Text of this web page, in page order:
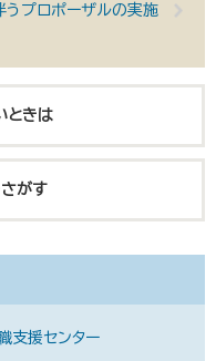
うプロポーザルの実施
ときは
がす
支援センター